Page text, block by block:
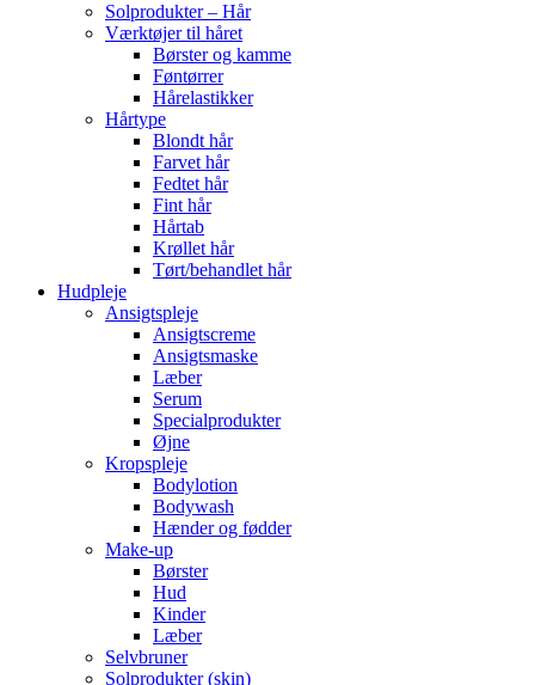
Solprodukter – Hår
Værktøjer til håret
Børster og kamme
Føntørrer
Hårelastikker
Hårtype
Blondt hår
Farvet hår
Fedtet hår
Fint hår
Hårtab
Krøllet hår
Tørt/behandlet hår
Hudpleje
Ansigtspleje
Ansigtscreme
Ansigtsmaske
Læber
Serum
Specialprodukter
Øjne
Kropspleje
Bodylotion
Bodywash
Hænder og fødder
Make-up
Børster
Hud
Kinder
Læber
Selvbruner
Solprodukter (skin)